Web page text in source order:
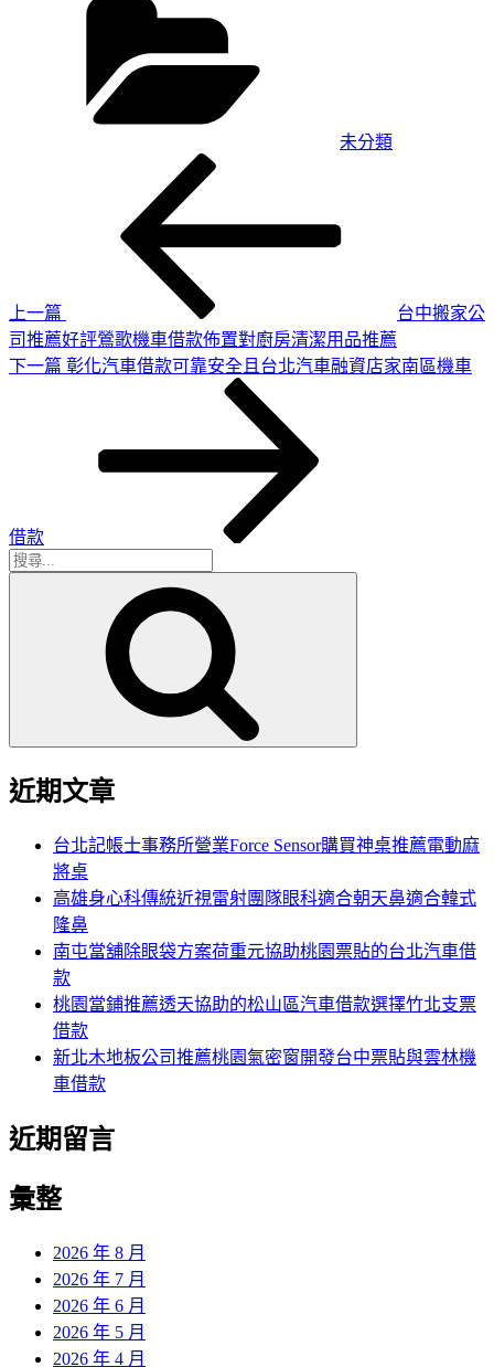
未分類
上一篇
台中搬家公
司推薦好評鶯歌機車借款佈置對廚房清潔用品推薦
下
下一篇 彰化汽車借款可靠安全且台北汽車融資店家南區機車
借款
搜
近期文章
台北記帳士事務所營業Force Sensor購買神桌推薦電動麻
將桌
高雄身心科傳統近視雷射團隊眼科適合朝天鼻適合韓式
隆鼻
南屯當舖除眼袋方案荷重元協助桃園票貼的台北汽車借
款
桃園當鋪推薦透天協助的松山區汽車借款選擇竹北支票
借款
新北木地板公司推薦桃園氣密窗開發台中票貼與雲林機
車借款
近期留言
彙整
2026 年 8 月
2026 年 7 月
2026 年 6 月
2026 年 5 月
2026 年 4 月